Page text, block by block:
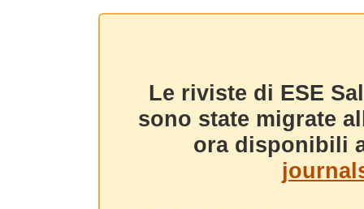
Le riviste di ESE
sono state migrate
ora disponibili